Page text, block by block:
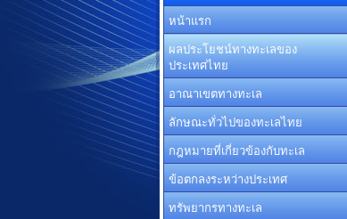
หน้าแรก
ผลประโยชน์ทางทะเลของ
ประเทศไทย
อาณาเขตทางทะเล
ลักษณะทั่วไปของทะเลไทย
กฎหมายที่เกี่ยวข้องกับทะเล
ข้อตกลงระหว่างประเทศ
ทรัพยากรทางทะเล